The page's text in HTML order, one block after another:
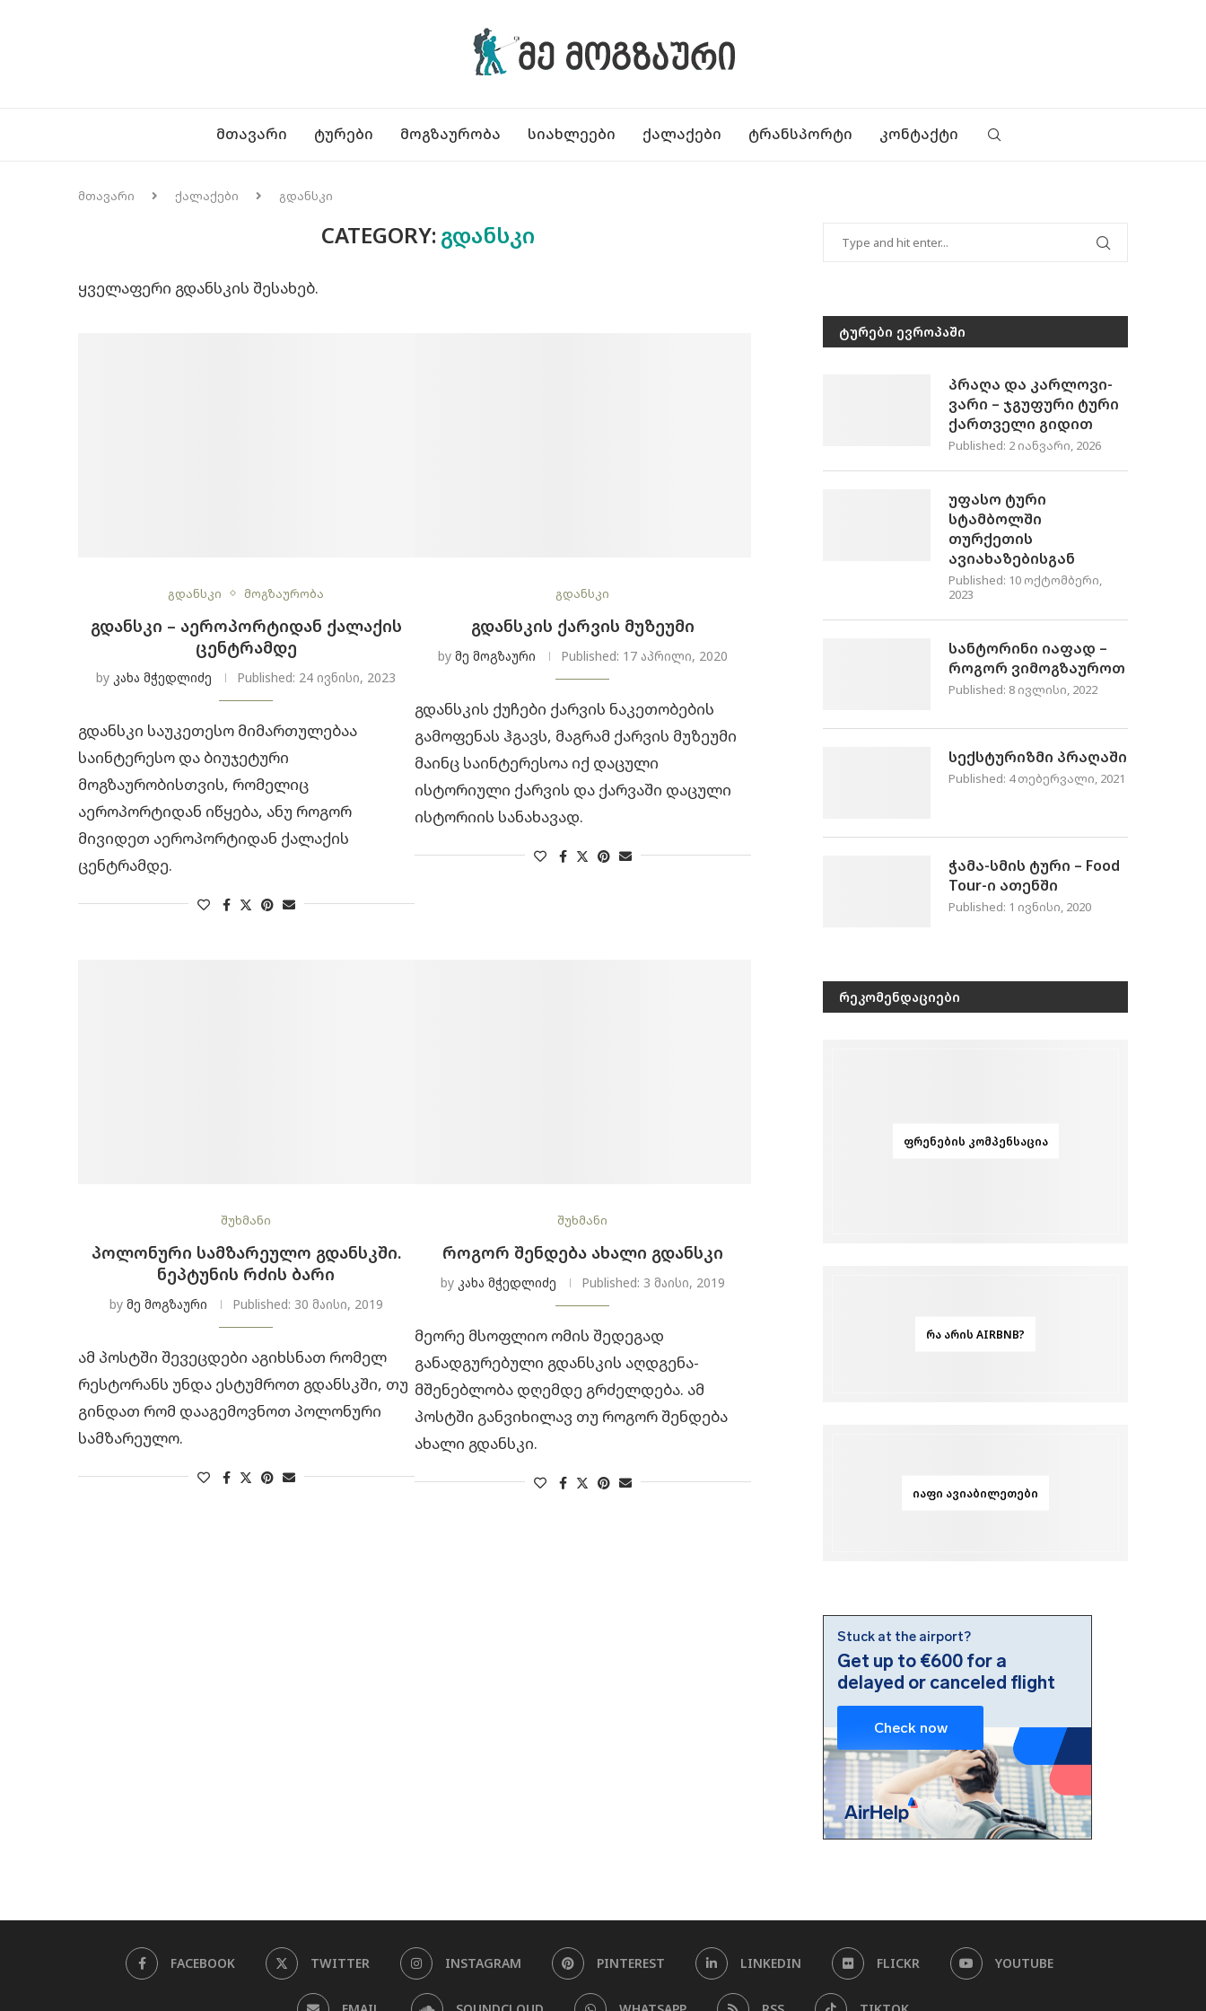
ᲛᲗᲐᲕᲐᲠᲘ ᲢᲣᲠᲔᲑᲘ ᲛᲝᲒᲖᲐᲣᲠᲝᲑᲐ ᲡᲘᲐᲮᲚᲔᲔᲑᲘ ᲥᲐᲚᲐᲥᲔᲑᲘ ᲢᲠᲐᲜᲡᲞᲝᲠᲢᲘ ᲙᲝᲜᲢᲐᲥᲢᲘ
მთავარი ქალაქები გდანსკი
CATEGORY: ᲒᲓᲐᲜᲡᲙᲘ
ყველაფერი გდანსკის შესახებ.
გდანსკი მოგზაურობა
ᲒᲓᲐᲜᲡᲙᲘ – ᲐᲔᲠᲝᲞᲝᲠᲢᲘᲓᲐᲜ ᲥᲐᲚᲐᲥᲘᲡ
ᲪᲔᲜᲢᲠᲐᲛᲓᲔ
by კახა მჭედლიძე Published: 24 ივნისი, 2023
გდანსკი საუკეთესო მიმართულებაა
საინტერესო და ბიუჯეტური
მოგზაურობისთვის, რომელიც
აეროპორტიდან იწყება, ანუ როგორ
მივიდეთ აეროპორტიდან ქალაქის
ცენტრამდე.
გდანსკი
ᲒᲓᲐᲜᲡᲙᲘᲡ ᲥᲐᲠᲕᲘᲡ ᲛᲣᲖᲔᲣᲛᲘ
by მე მოგზაური Published: 17 აპრილი, 2020
გდანსკის ქუჩები ქარვის ნაკეთობების
გამოფენას ჰგავს, მაგრამ ქარვის მუზეუმი
მაინც საინტერესოა იქ დაცული
ისტორიული ქარვის და ქარვაში დაცული
ისტორიის სანახავად.
შუხმანი
ᲞᲝᲚᲝᲜᲣᲠᲘ ᲡᲐᲛᲖᲐᲠᲔᲣᲚᲝ ᲒᲓᲐᲜᲡᲙᲨᲘ.
ᲜᲔᲞᲢᲣᲜᲘᲡ ᲠᲫᲘᲡ ᲑᲐᲠᲘ
by მე მოგზაური Published: 30 მაისი, 2019
ამ პოსტში შევეცდები აგიხსნათ რომელ
რესტორანს უნდა ესტუმროთ გდანსკში, თუ
გინდათ რომ დააგემოვნოთ პოლონური
სამზარეულო.
შუხმანი
ᲠᲝᲒᲝᲠ ᲨᲔᲜᲓᲔᲑᲐ ᲐᲮᲐᲚᲘ ᲒᲓᲐᲜᲡᲙᲘ
by კახა მჭედლიძე Published: 3 მაისი, 2019
მეორე მსოფლიო ომის შედეგად
განადგურებული გდანსკის აღდგენა-
მშენებლობა დღემდე გრძელდება. ამ
პოსტში განვიხილავ თუ როგორ შენდება
ახალი გდანსკი.
ᲢᲣᲠᲔᲑᲘ ᲔᲕᲠᲝᲞᲐᲨᲘ
პრაღა და კარლოვი-
ვარი – ჯგუფური ტური
ქართველი გიდით
Published: 2 იანვარი, 2026
უფასო ტური
სტამბოლში
თურქეთის
ავიახაზებისგან
Published: 10 ოქტომბერი,
2023
სანტორინი იაფად –
როგორ ვიმოგზაუროთ
Published: 8 ივლისი, 2022
სექსტურიზმი პრაღაში
Published: 4 თებერვალი, 2021
ჭამა-სმის ტური – Food
Tour-ი ათენში
Published: 1 ივნისი, 2020
ᲠᲔᲙᲝᲛᲔᲜᲓᲐᲪᲘᲔᲑᲘ
ᲤᲠᲔᲜᲔᲑᲘᲡ ᲙᲝᲛᲞᲔᲜᲡᲐᲪᲘᲐ
ᲠᲐ ᲐᲠᲘᲡ AIRBNB?
ᲘᲐᲤᲘ ᲐᲕᲘᲐᲑᲘᲚᲔᲗᲔᲑᲘ
FACEBOOK TWITTER INSTAGRAM PINTEREST LINKEDIN FLICKR YOUTUBE